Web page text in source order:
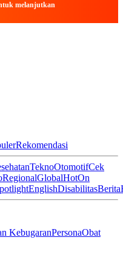
melanjutkan
Rekomendasi
TeknoOtomotifCek
RegionalGlobalHotOn
EnglishDisabilitasBerita
KebugaranPersonaObat